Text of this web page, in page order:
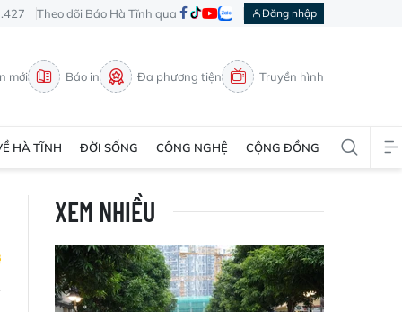
Theo dõi Báo Hà Tĩnh qua Đăng nhập
mới Báo in Đa phương tiện Truyền hình
HÀ TĨNH ĐỜI SỐNG CÔNG NGHỆ CỘNG ĐỒNG
XEM NHIỀU